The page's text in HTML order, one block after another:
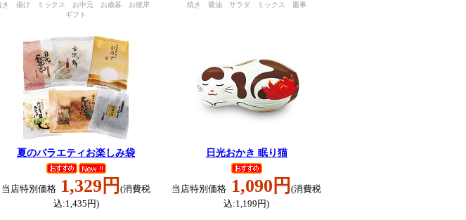
き 揚げ ミックス お中元 お歳暮 お彼岸
ギフト
焼き 醤油 サラダ ミックス 慶事
夏のバラエティお楽しみ袋
当店特別価格 1,329円(消費税
込:1,435円)
日光おかき 眠り猫
当店特別価格 1,090円 (消費税
込:1,199円)